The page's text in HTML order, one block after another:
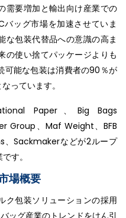
需要増加と輸出向け産業での
バッグ市場を加速させていま
な包装代替品への意識の高ま
の使い捨てパッケージよりも
可能な包装は消費者の90％が
っています。
Paper、Big Bags
Group、Maf Weight、BFB
、Sackmakerなどが2ループ
す。
場概要
ク包装ソリューションの採用